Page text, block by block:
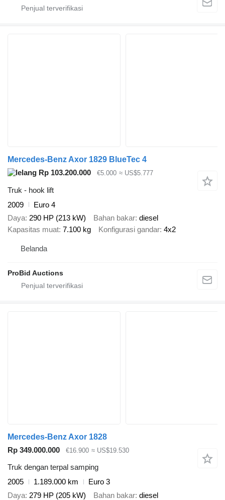
Mercedes-Benz Axor 1829 BlueTec 4
Rp 103.200.000
€5.000 ≈ US$5.777
Truk - hook lift
2009
Euro 4
Daya 290 HP (213 kW) Bahan bakar diesel
Kapasitas muat 7.100 kg Konfigurasi gandar 4x2
Belanda
ProBid Auctions
Mercedes-Benz Axor 1828
Rp 349.000.000
€16.900 ≈ US$19.530
Truk dengan terpal samping
2005
1.189.000 km
Euro 3
Daya 279 HP (205 kW) Bahan bakar diesel